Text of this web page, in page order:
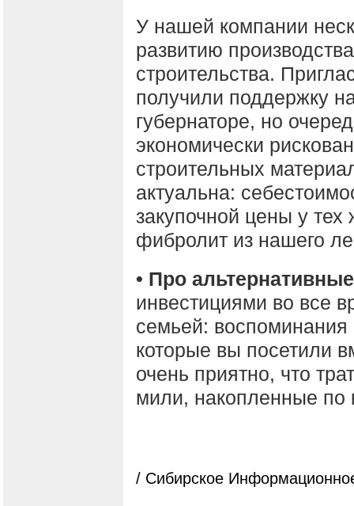
У нашей компании
развитию
строительства.
получили поддержку
губернаторе, но
экономически
строительных
актуальна:
закупочной цены у тех
фибролит из нашего
• Про
инвестициями во все
семьей: воспоминания
которые вы посетили
очень приятно, что
мили, накопленные
/ Сибирское